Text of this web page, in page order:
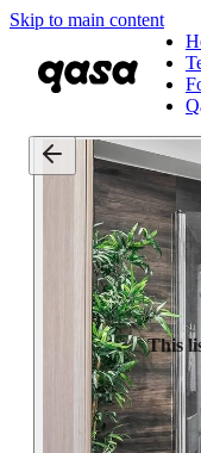
Skip to main content
This